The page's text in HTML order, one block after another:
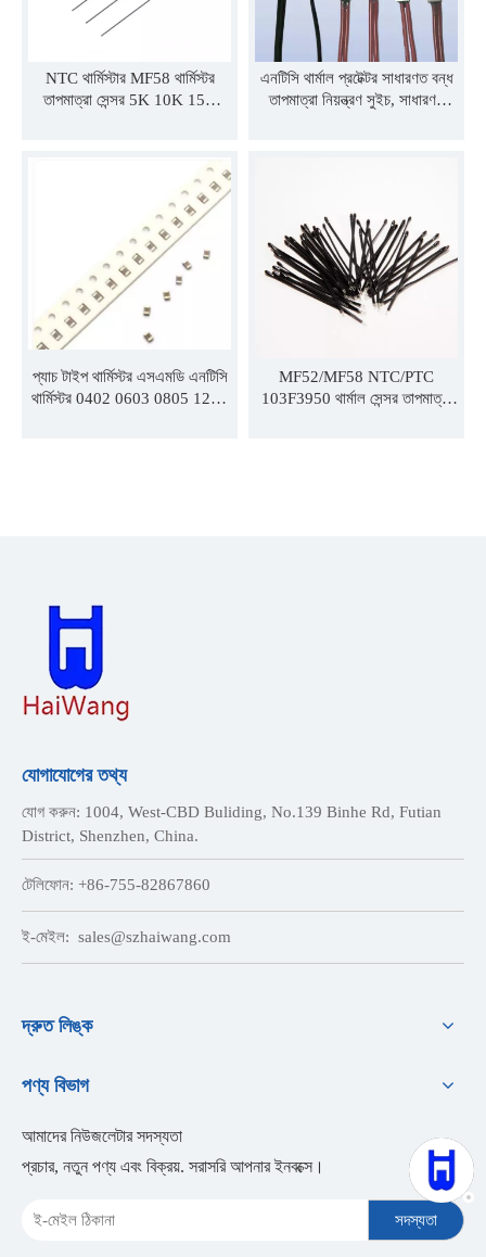
NTC থার্মিস্টার MF58 থার্মিস্টর
তাপমাত্রা সেন্সর 5K 10K 15K
MF58103F3950
এনটিসি থার্মাল প্রটেক্টর সাধারণত বন্ধ
তাপমাত্রা নিয়ন্ত্রণ সুইচ, সাধারণত
প্যাচ টাইপ থার্মিস্টর এসএমডি এনটিসি
থার্মিস্টর 0402 0603 0805 1206
MF52/MF58 NTC/PTC
103F3950 থার্মাল সেন্সর তাপমাত্রা
যোগাযোগের তথ্য
যোগ করুন: 1004, West-CBD Buliding, No.139 Binhe Rd, Futian
District, Shenzhen, China.
টেলিফোন: +86-755-82867860
ই-মেইল: sales@szhaiwang.com
দ্রুত লিঙ্ক
পণ্য বিভাগ
আমাদের নিউজলেটার সদস্যতা
প্রচার, নতুন পণ্য এবং বিক্রয়. সরাসরি আপনার ইনবক্সে।
সদস্যতা